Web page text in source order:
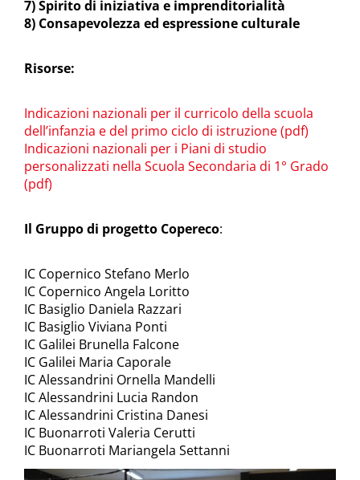
7) Spirito di iniziativa e imprenditorialità
8) Consapevolezza ed espressione culturale
Risorse:
Indicazioni nazionali per il curricolo della scuola
dell’infanzia e del primo ciclo di istruzione (pdf)
Indicazioni nazionali per i Piani di studio
personalizzati nella Scuola Secondaria di 1° Grado
(pdf)
Il Gruppo di progetto Copereco:
IC Copernico Stefano Merlo
IC Copernico Angela Loritto
IC Basiglio Daniela Razzari
IC Basiglio Viviana Ponti
IC Galilei Brunella Falcone
IC Galilei Maria Caporale
IC Alessandrini Ornella Mandelli
IC Alessandrini Lucia Randon
IC Alessandrini Cristina Danesi
IC Buonarroti Valeria Cerutti
IC Buonarroti Mariangela Settanni